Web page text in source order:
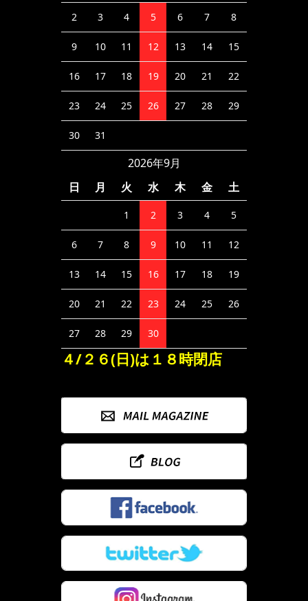
2 3 4 5 6 7 8
9 10 11 12 13 14 15
16 17 18 19 20 21 22
23 24 25 26 27 28 29
30 31
2026年9月
日
月 火 水 木 金 土
1 2 3 4 5
6 7 8 9 10 11 12
13 14 15 16 17 18 19
20 21 22 23 24 25 26
27 28 29 30
４/２６(日)は１８時閉店